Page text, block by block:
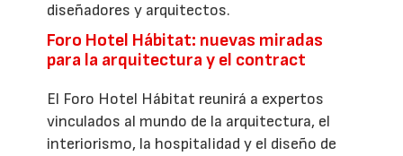
diseñadores y arquitectos.
Foro Hotel Hábitat: nuevas miradas
para la arquitectura y el contract
El Foro Hotel Hábitat reunirá a expertos
vinculados al mundo de la arquitectura, el
interiorismo, la hospitalidad y el diseño de